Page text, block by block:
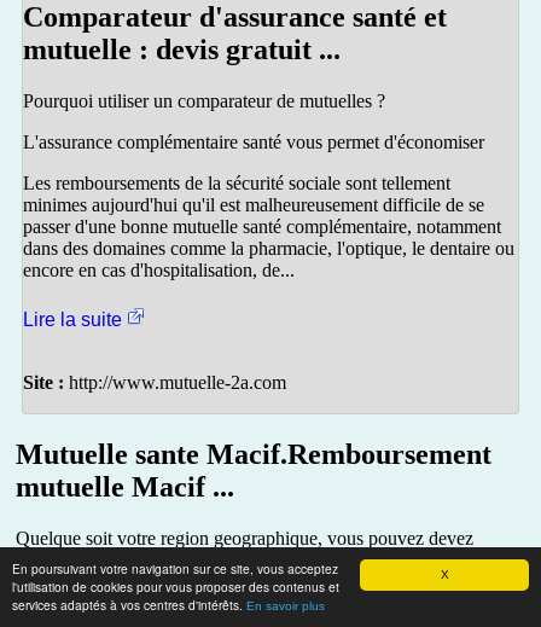
X
En poursuivant votre navigation sur ce site, vous acceptez
l'utilisation de cookies pour vous proposer des contenus et
services adaptés à vos centres d'intérêts. En savoir plus
Comparateur d'assurance santé et
mutuelle : devis gratuit ...
Pourquoi utiliser un comparateur de mutuelles ?
L'assurance complémentaire santé vous permet d'économiser
Les remboursements de la sécurité sociale sont tellement
minimes aujourd'hui qu'il est malheureusement difficile de se
passer d'une bonne mutuelle santé complémentaire, notamment
dans des domaines comme la pharmacie, l'optique, le dentaire ou
encore en cas d'hospitalisation, de...
Lire la suite
Site : http://www.mutuelle-2a.com
Mutuelle sante Macif.Remboursement
mutuelle Macif ...
Quelque soit votre region geographique, vous pouvez devez
demander un devis mutuelle sante Macif en ligne, obtenir la grille
remboursements Macif et connaitre les plafonds remboursement de
la complementaire sante Macif.